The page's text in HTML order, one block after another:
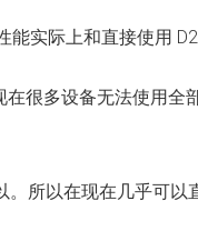
实际上和直接使用
很多设备无法使用全
。所以在现在几乎可以